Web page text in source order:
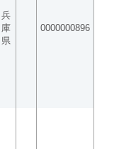
兵
庫
県
0000000896